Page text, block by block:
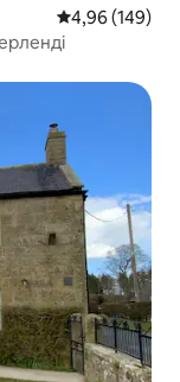
Середня
4,96 (149)